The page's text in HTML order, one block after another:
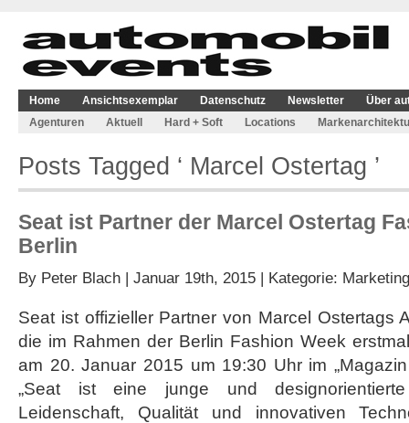
Home Ansichtsexemplar Datenschutz Newsletter
Über
Agenturen
Aktuell Hard + Soft Locations
Posts Tagged ‘ Marcel Ostertag ’
Seat ist Partner der Marcel Ostertag
Berlin
By Peter Blach | Januar 19th, 2015 | Kategorie: Marketing
Seat ist offizieller Partner von Marcel Ostertags
die im Rahmen der Berlin Fashion Week
am 20. Januar 2015 um 19:30 Uhr im
„Seat ist eine junge und
Leidenschaft, Qualität und innovativen